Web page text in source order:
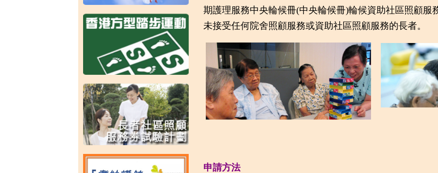
期護理服務中央輪候冊(中央輪候冊)輪候資助社區照顧服
未接受任何院舍照顧服務或資助社區照顧服務的長者。
申請方法